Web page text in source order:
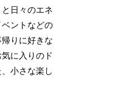
日々のエネ
ントなどの
りに好きな
に入りのド
小さな楽し